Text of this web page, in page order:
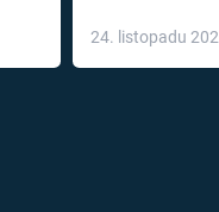
léky
24. listopadu